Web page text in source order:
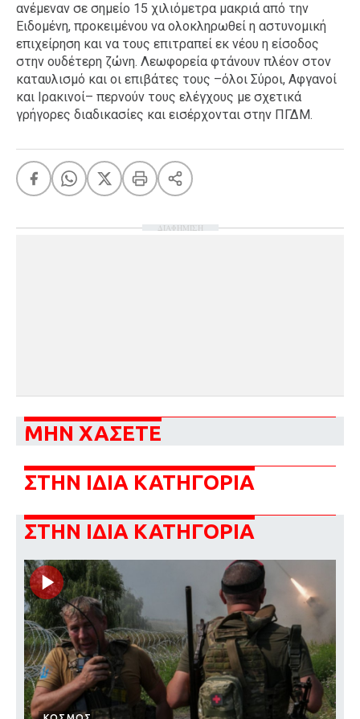
ανέμεναν σε σημείο 15 χιλιόμετρα μακριά από την
Ειδομένη, προκειμένου να ολοκληρωθεί η αστυνομική
επιχείρηση και να τους επιτραπεί εκ νέου η είσοδος
στην ουδέτερη ζώνη. Λεωφορεία φτάνουν πλέον στον
καταυλισμό και οι επιβάτες τους –όλοι Σύροι, Αφγανοί
και Ιρακινοί– περνούν τους ελέγχους με σχετικά
γρήγορες διαδικασίες και εισέρχονται στην ΠΓΔΜ.
ΔΙΑΦΗΜΙΣΗ
ΜΗΝ ΧΑΣΕΤΕ
ΣΤΗΝ ΙΔΙΑ ΚΑΤΗΓΟΡΙΑ
ΣΤΗΝ ΙΔΙΑ ΚΑΤΗΓΟΡΙΑ